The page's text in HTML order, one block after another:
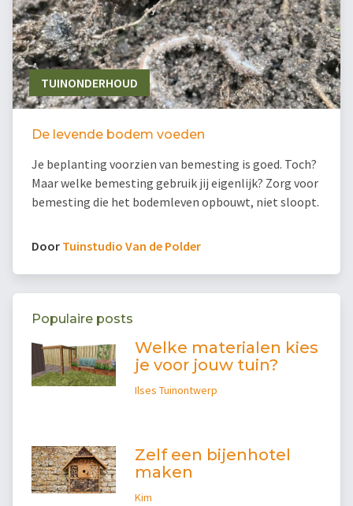
TUINONDERHOUD
De levende bodem voeden
Je beplanting voorzien van bemesting is goed. Toch?
Maar welke bemesting gebruik jij eigenlijk? Zorg voor
bemesting die het bodemleven opbouwt, niet sloopt.
Door Tuinstudio Van de Polder
Populaire posts
Welke materialen kies
je voor jouw tuin?
Ilses Tuinontwerp
Zelf een bijenhotel
maken
Kim